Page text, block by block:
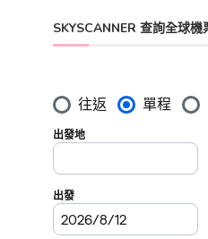
SKYSCANNER 查詢全球機